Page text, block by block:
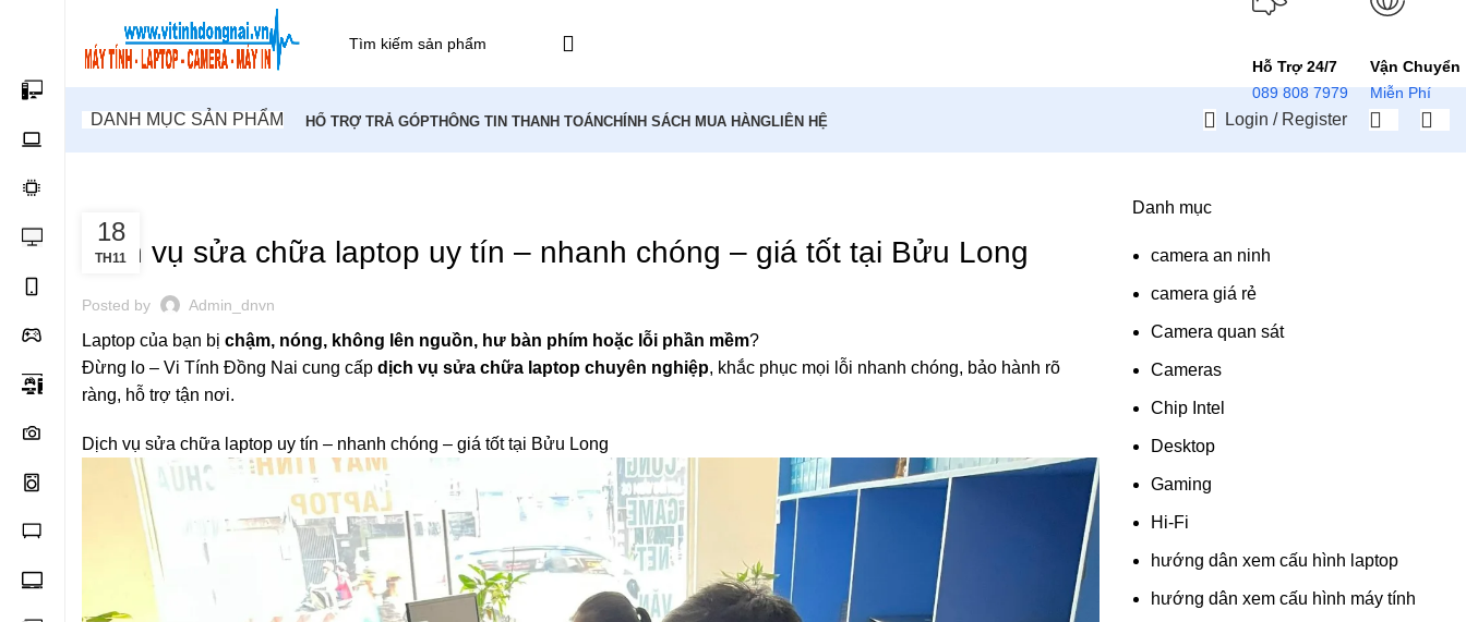
Hỗ Trợ 24/7
089 808 7979
Vận Chuyển
Miễn Phí
DANH MỤC SẢN PHẨM HỔ TRỢ TRẢ GÓPTHÔNG TIN THANH TOÁNCHÍNH SÁCH MUA HÀNGLIÊN HỆ Login / Register
SỬA MÁY TÍNH TẠI NHÀ BIÊN HÒA
Dịch vụ sửa chữa laptop uy tín – nhanh chóng – giá tốt tại Bửu Long
Posted by Admin_dnvn
18
TH11
Laptop của bạn bị chậm, nóng, không lên nguồn, hư bàn phím hoặc lỗi phần mềm?
Đừng lo – Vi Tính Đồng Nai cung cấp dịch vụ sửa chữa laptop chuyên nghiệp, khắc phục mọi lỗi nhanh chóng, bảo hành rõ
ràng, hỗ trợ tận nơi.
Dịch vụ sửa chữa laptop uy tín – nhanh chóng – giá tốt tại Bửu Long
Danh mục
camera an ninh
camera giá rẻ
Camera quan sát
Cameras
Chip Intel
Desktop
Gaming
Hi-Fi
hướng dân xem cấu hình laptop
hướng dân xem cấu hình máy tính